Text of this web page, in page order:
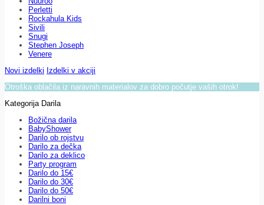
Perletti
Rockahula Kids
Sivili
Snugi
Stephen Joseph
Venere
Novi izdelki Izdelki v akciji
Otroška oblačila iz naravnih materialov za dobro počutje vaših otrok!
Kategorija Darila
Božična darila
BabyShower
Darilo ob rojstvu
Darilo za dečka
Darilo za deklico
Party program
Darilo do 15€
Darilo do 30€
Darilo do 50€
Darilni boni